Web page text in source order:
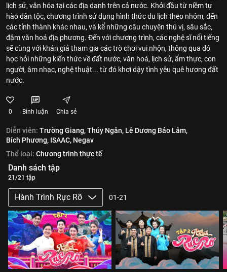
lịch sử, văn hóa tại các địa danh trên cả nước. Khởi đầu từ niềm tự
hào dân tộc, chương trình sử dụng hình thức du lịch theo nhóm, đến
các tỉnh thành khác nhau, và kể những câu chuyện thú vị, sâu sắc,
đậm văn hoá địa phương. Đến với chương trình, các nghệ sĩ nổi tiếng
sẽ cùng với khán giả tham gia các trò chơi vui nhộn, thông qua đó
học hỏi những kiến thức về đất nước, văn hoá, lịch sử, ẩm thực, con
người, âm nhạc, nghệ thuật... từ đó khơi dậy tình yêu quê hương đất
nước.
0 Bình luận Chia sẻ
Diễn viên: Trường Giang,Thúy Ngân, Lê Dương Bảo Lâm,
Bích Phương, ISAAC, Negav
Thể loại: Chương trình thực tế
Danh sách tập
21/21 tập
Hành Trình Rực Rỡ 01-21